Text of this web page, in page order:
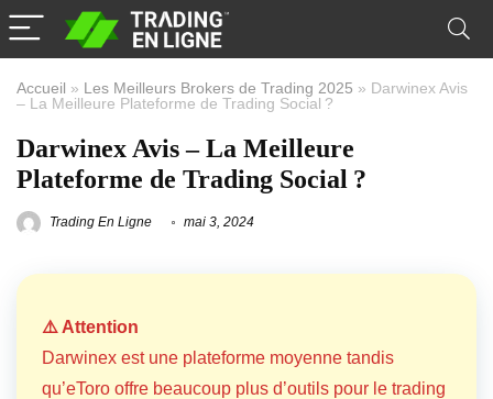
Accueil » Les Meilleurs Brokers de Trading 2025 » Darwinex Avis
– La Meilleure Plateforme de Trading Social ?
Darwinex Avis – La Meilleure
Plateforme de Trading Social ?
Trading En Ligne mai 3, 2024
⚠️ Attention
Darwinex est une plateforme moyenne tandis
qu’eToro offre beaucoup plus d’outils pour le trading